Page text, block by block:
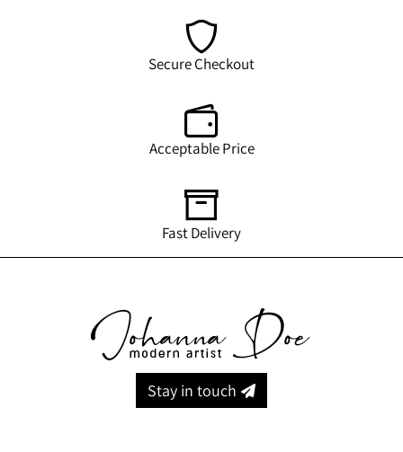
Secure Checkout
Acceptable Price
Fast Delivery
Stay in touch